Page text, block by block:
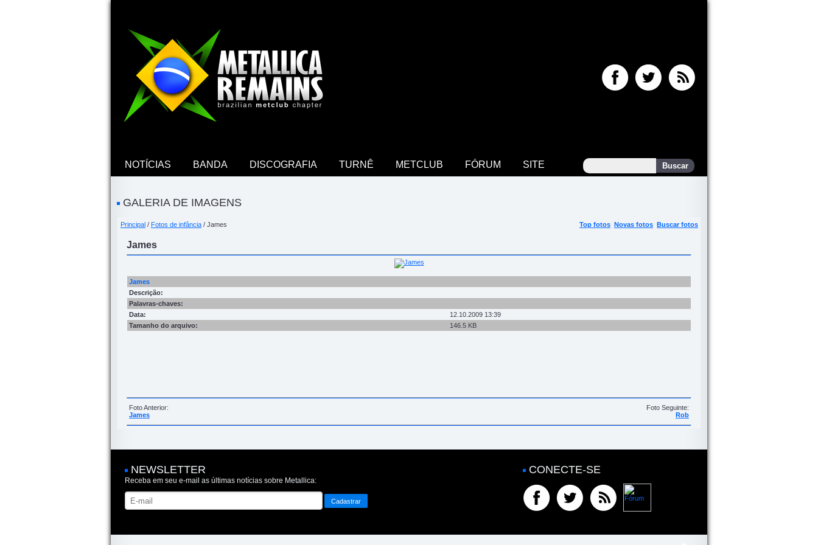
NOTÍCIAS BANDA DISCOGRAFIA TURNÊ METCLUB FÓRUM SITE
GALERIA DE IMAGENS
Principal / Fotos de infância / James Top fotos Novas fotos Buscar fotos
James
James
Descrição:
Palavras-chaves:
Data:
12.10.2009 13:39
Tamanho do arquivo:
146.5 KB
Foto Anterior:
James
Foto Seguinte:
Rob
NEWSLETTER
Receba em seu e-mail as últimas notícias sobre Metallica:
CONECTE-SE